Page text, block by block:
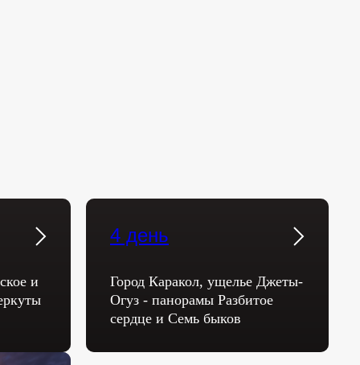
и
4 день
Город Каракол, ущелье Джеты-
Огуз - панорамы Разбитое
сердце и Семь быков